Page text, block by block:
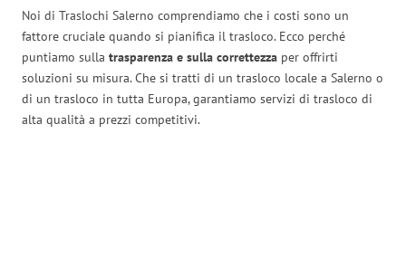
Noi di Traslochi Salerno comprendiamo che i costi sono un
fattore cruciale quando si pianifica il trasloco. Ecco perché
puntiamo sulla trasparenza e sulla correttezza per offrirti
soluzioni su misura. Che si tratti di un trasloco locale a Salerno o
di un trasloco in tutta Europa, garantiamo servizi di trasloco di
alta qualità a prezzi competitivi.